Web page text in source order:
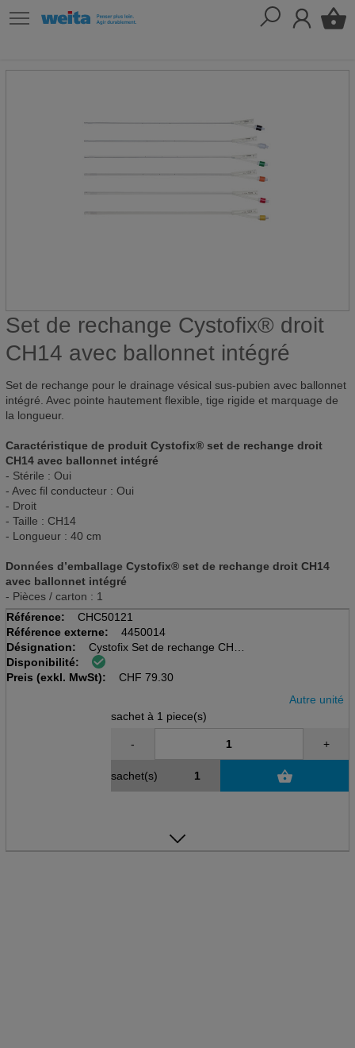
Set de rechange Cystofix® droit
CH14 avec ballonnet intégré
Set de rechange pour le drainage vésical sus-pubien avec ballonnet
intégré. Avec pointe hautement flexible, tige rigide et marquage de
la longueur.
Caractéristique de produit Cystofix® set de rechange droit
CH14 avec ballonnet intégré
- Stérile : Oui
- Avec fil conducteur : Oui
- Droit
- Taille : CH14
- Longueur : 40 cm
Données d’emballage Cystofix® set de rechange droit CH14
avec ballonnet intégré
- Pièces / carton : 1
Référence:
CHC50121
Référence externe:
4450014
Désignation:
Cystofix Set de rechange CH14
sach à 1 pcs, stérile
droit, fil conducteur
Disponibilité:
Preis (exkl. MwSt):
CHF 79.30
Autre unité
sachet à 1 piece(s)
- +
sachet(s)